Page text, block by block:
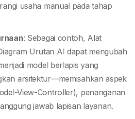
usaha manual pada tahap
: Sebagai contoh, Alat
Urutan AI dapat mengubah
model berlapis yang
arsitektur—memisahkan aspek
View-Controller), penanganan
jawab lapisan layanan.